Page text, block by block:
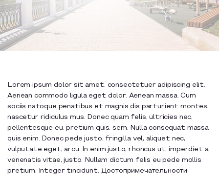
О регионе
Фотобанк
Бузулук и Бузулукский район
МОЙ МАРШРУТ
Маршруты от туроператоров
Сельский туризм
Аудио маршруты
Автотуризм
Образовательный туризм
Аттестованные экскурсоводы
ГДЕ ПОЕСТЬ
СУВЕНИРЫ
НАЦИОНАЛЬНЫЙ ТУРИСТСКИЙ МАРШРУТ
Lorem ipsum dolor sit amet, consectetuer adipiscing elit.
Aenean commodo ligula eget dolor. Aenean massa. Cum
sociis natoque penatibus et magnis dis parturient montes,
nascetur ridiculus mus. Donec quam felis, ultricies nec,
pellentesque eu, pretium quis, sem. Nulla consequat massa
quis enim. Donec pede justo, fringilla vel, aliquet nec,
vulputate eget, arcu. In enim justo, rhoncus ut, imperdiet a,
venenatis vitae, justo. Nullam dictum felis eu pede mollis
pretium. Integer tincidunt. Достопримечательности